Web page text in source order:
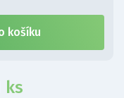
košíku
ks